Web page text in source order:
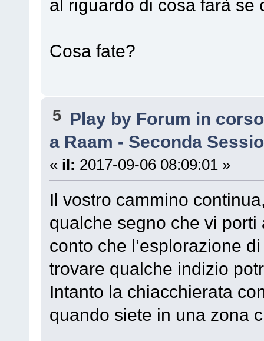
al riguardo di cosa farà se
Cosa fate?
5 Play by Forum in corso
a Raam - Seconda
« il: 2017-09-06 08:09:01 »
Il vostro cammino
qualche segno che vi
conto che l’esplorazione
trovare qualche indizio
Intanto la chiacchierata
quando siete in una zona